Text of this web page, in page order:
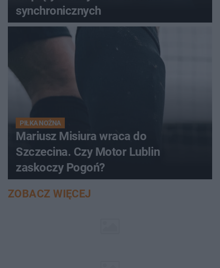
synchronicznych
PIŁKA NOŻNA
Mariusz Misiura wraca do
Szczecina. Czy Motor Lublin
zaskoczy Pogoń?
ZOBACZ WIĘCEJ